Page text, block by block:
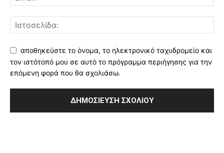
αποθηκεύστε το όνομα, το ηλεκτρονικό ταχυδρομείο και
τον ιστότοπό μου σε αυτό το πρόγραμμα περιήγησης για την
επόμενη φορά που θα σχολιάσω.